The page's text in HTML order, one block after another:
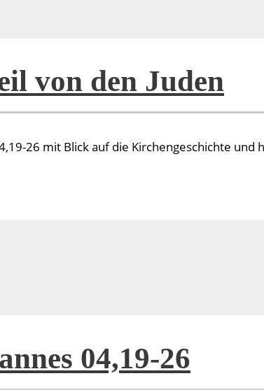
von den Juden
26 mit Blick auf die Kirchengeschichte und
04,19-26